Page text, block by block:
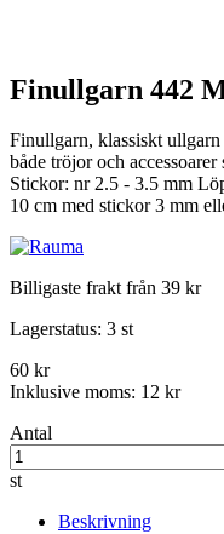
Finullgarn 442
Finullgarn, klassiskt
både tröjor och
Stickor: nr 2.5 - 3.5 mm
10 cm med stickor 3 mm
Billigaste frakt från 39 kr
Lagerstatus: 3 st
60 kr
Inklusive moms: 12 kr
Antal
st
Beskrivning